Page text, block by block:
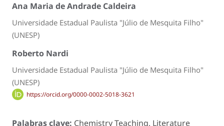
Ana Maria de Andrade Caldeira
Universidade Estadual Paulista "Júlio de Mesquita Filho"
(UNESP)
Roberto Nardi
Universidade Estadual Paulista "Júlio de Mesquita Filho"
(UNESP)
https://orcid.org/0000-0002-5018-3621
Palabras clave: Chemistry Teaching, Literature